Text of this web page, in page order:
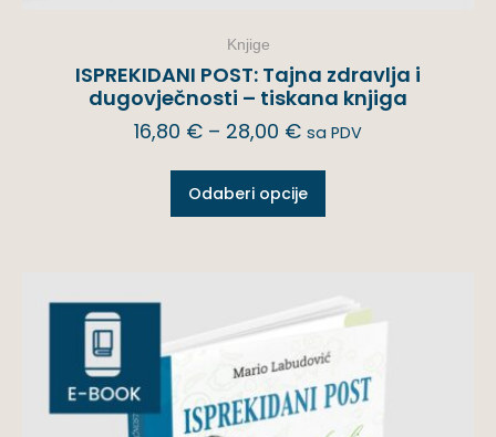
Knjige
ISPREKIDANI POST: Tajna zdravlja i
dugovječnosti – tiskana knjiga
16,80 € – 28,00 € sa PDV
Odaberi opcije